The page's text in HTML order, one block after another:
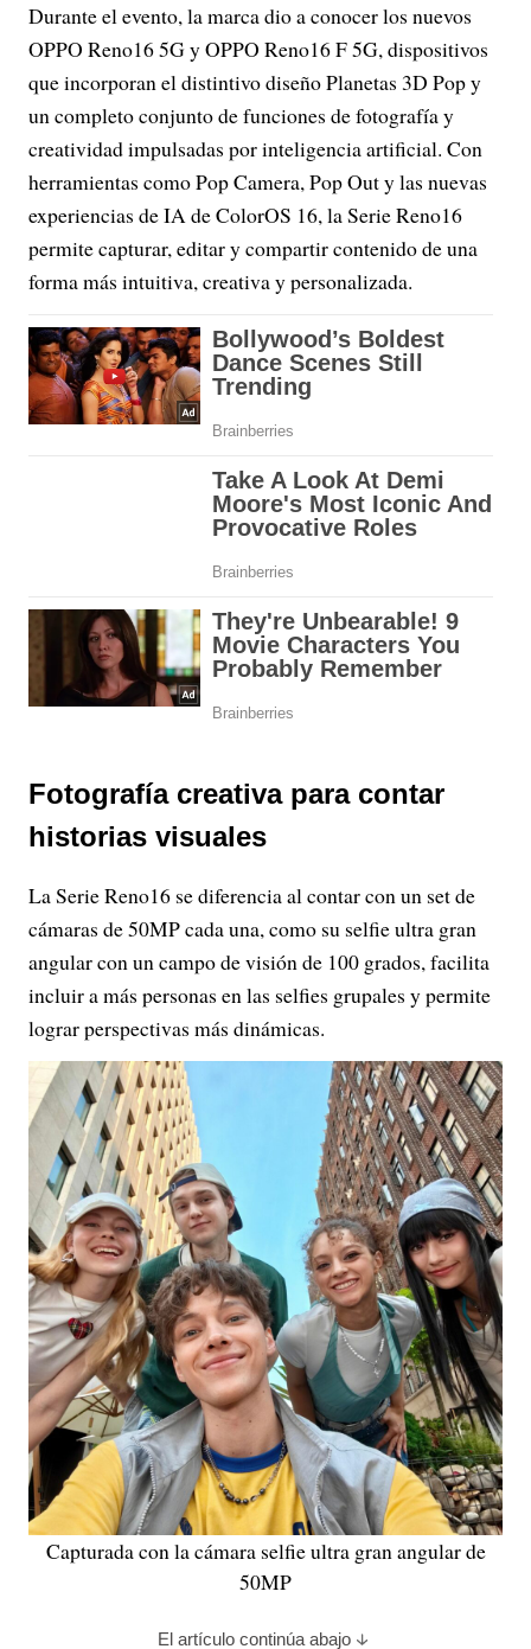
Durante el evento, la marca dio a conocer los nuevos
OPPO Reno16 5G y OPPO Reno16 F 5G, dispositivos
que incorporan el distintivo diseño Planetas 3D Pop y
un completo conjunto de funciones de fotografía y
creatividad impulsadas por inteligencia artificial. Con
herramientas como Pop Camera, Pop Out y las nuevas
experiencias de IA de ColorOS 16, la Serie Reno16
permite capturar, editar y compartir contenido de una
forma más intuitiva, creativa y personalizada.
Fotografía creativa para contar
historias visuales
La Serie Reno16 se diferencia al contar con un set de
cámaras de 50MP cada una, como su selfie ultra gran
angular con un campo de visión de 100 grados, facilita
incluir a más personas en las selfies grupales y permite
lograr perspectivas más dinámicas.
Capturada con la cámara selfie ultra gran angular de
50MP
El artículo continúa abajo